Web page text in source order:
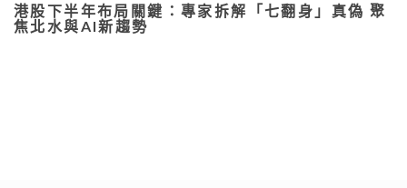
港股下半年布局關鍵：專家拆解「七翻身」真偽 聚
焦北水與AI新趨勢